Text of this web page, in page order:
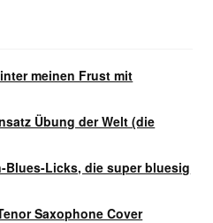
meinen Frust mit
Übung der Welt (die
Blues-Licks, die super bluesig
Saxophone Cover